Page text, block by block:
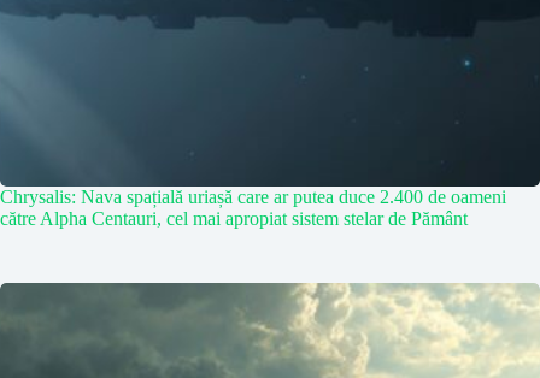
Chrysalis: Nava spațială uriașă care ar putea duce 2.400 de oameni
către Alpha Centauri, cel mai apropiat sistem stelar de Pământ